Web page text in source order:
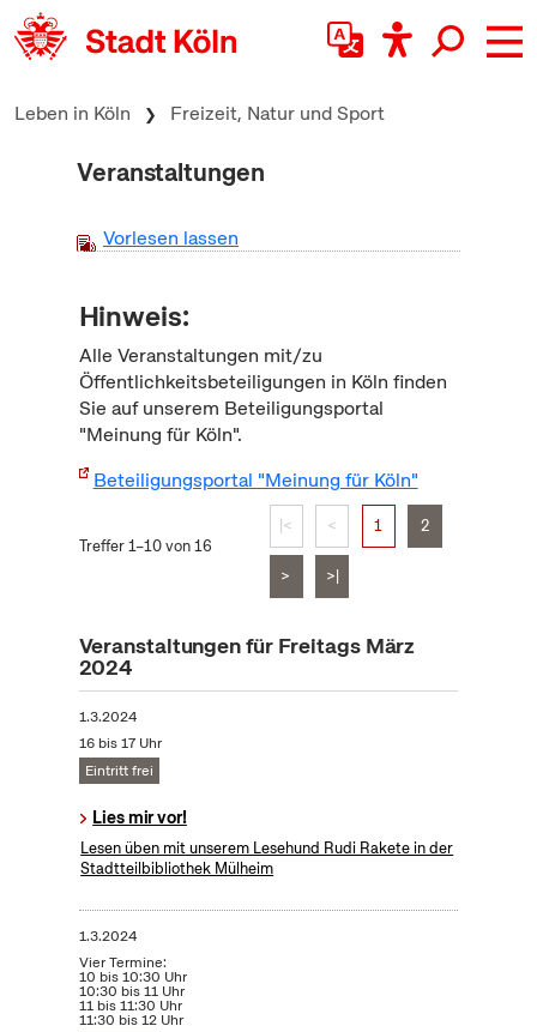
zum Inhalt springen
Leben in Köln Freizeit, Natur und Sport
Veranstaltungen
Vorlesen lassen
Hinweis:
Alle Veranstaltungen mit/zu
Öffentlichkeitsbeteiligungen in Köln finden
Sie auf unserem Beteiligungsportal
"Meinung für Köln".
Beteiligungsportal "Meinung für Köln"
Treffer 1–10 von 16
|< < 1 2
> >|
Veranstaltungen für Freitags März
2024
1.3.2024
16 bis 17 Uhr
Eintritt frei
Lies mir vor!
Lesen üben mit unserem Lesehund Rudi Rakete in der
Stadtteilbibliothek Mülheim
1.3.2024
Vier Termine:
10 bis 10:30 Uhr
10:30 bis 11 Uhr
11 bis 11:30 Uhr
11:30 bis 12 Uhr